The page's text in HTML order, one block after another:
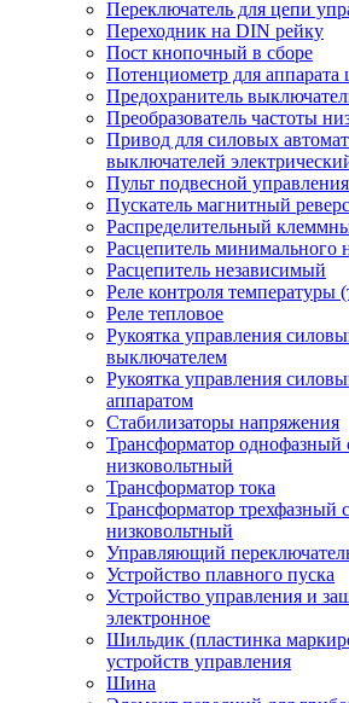
Переключатель для цепи
Переходник на DIN рейку
Пост кнопочный в сборе
Потенциометр для аппарата
Предохранитель
Преобразователь частоты
Привод для силовых
выключателей
Пульт подвесной
Пускатель магнитный
Распределительный
Расцепитель минимального
Расцепитель независимый
Реле контроля температуры
Реле тепловое
Рукоятка управления
выключателем
Рукоятка управления
аппаратом
Стабилизаторы напряжения
Трансформатор однофазный
низковольтный
Трансформатор тока
Трансформатор трехфазный
низковольтный
Управляющий
Устройство плавного пуска
Устройство управления и
электронное
Шильдик (пластинка
устройств управления
Шина